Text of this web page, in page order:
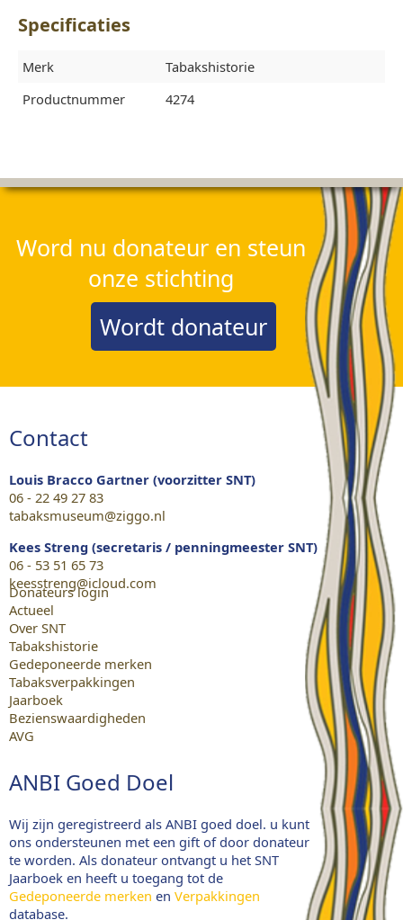
Specificaties
Merk
Tabakshistorie
Productnummer
4274
Word nu donateur en steun
onze stichting
Wordt donateur
Contact
Louis Bracco Gartner (voorzitter SNT)
06 - 22 49 27 83
tabaksmuseum@ziggo.nl
Kees Streng (secretaris / penningmeester SNT)
06 - 53 51 65 73
keesstreng@icloud.com
Donateurs login
Actueel
Over SNT
Tabakshistorie
Gedeponeerde merken
Tabaksverpakkingen
Jaarboek
Bezienswaardigheden
AVG
ANBI Goed Doel
Wij zijn geregistreerd als ANBI goed doel. u kunt
ons ondersteunen met een gift of door donateur
te worden. Als donateur ontvangt u het SNT
Jaarboek en heeft u toegang tot de
Gedeponeerde merken en Verpakkingen
database.